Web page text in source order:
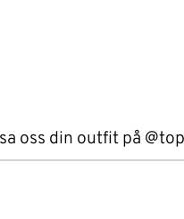
oss din outfit på